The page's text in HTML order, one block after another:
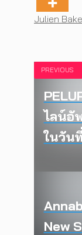
Tags
Julien
PREVIOUS
ไลน์อั
ในวัน
New